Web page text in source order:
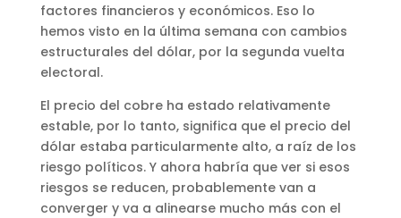
factores financieros y económicos. Eso lo
hemos visto en la última semana con cambios
estructurales del dólar, por la segunda vuelta
electoral.
El precio del cobre ha estado relativamente
estable, por lo tanto, significa que el precio del
dólar estaba particularmente alto, a raíz de los
riesgo políticos. Y ahora habría que ver si esos
riesgos se reducen, probablemente van a
converger y va a alinearse mucho más con el